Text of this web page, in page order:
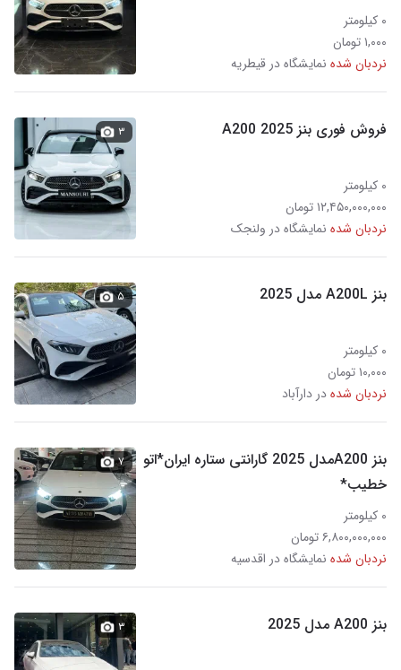
۰ کیلومتر
۱,۰۰۰ تومان
نردبان شده نمایشگاه در قیطریه
فروش فوری بنز A200 2025
۰ کیلومتر
۱۲,۴۵۰,۰۰۰,۰۰۰ تومان
نردبان شده نمایشگاه در ولنجک
۳
بنز A200L مدل 2025
۰ کیلومتر
۱۰,۰۰۰ تومان
نردبان شدهدر دارآباد
۵
بنز A200مدل 2025 گارانتی ستاره ایران*اتو
خطیب*
۰ کیلومتر
۶,۸۰۰,۰۰۰,۰۰۰ تومان
نردبان شده نمایشگاه در اقدسیه
۷
بنز A200 مدل 2025 ۳